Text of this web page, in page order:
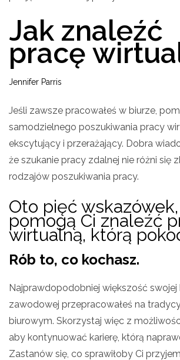
Jak znaleźć
pracę
Jennifer Parris
Jeśli zawsze pracowałeś w biurze,
samodzielnego poszukiwania pracy
ekscytujący i przerażający. Dobra
że szukanie pracy zdalnej nie różni się
rodzajów poszukiwania pracy.
Oto pięć
pomogą Ci znaleźć
wirtualną, którą
Rób to, co kochasz.
Najprawdopodobniej większość swojej
zawodowej przepracowałeś na
biurowym. Skorzystaj więc z
aby kontynuować karierę, którą
Zastanów się, co sprawiłoby Ci